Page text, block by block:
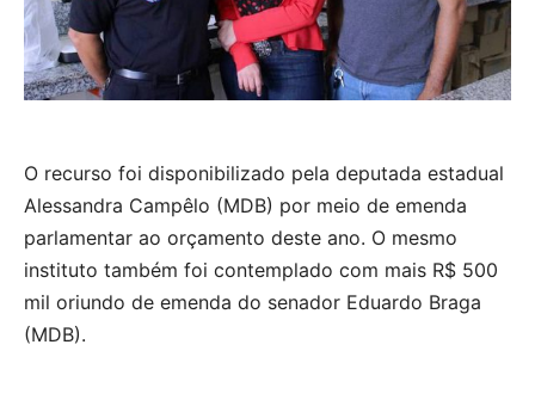
O recurso foi disponibilizado pela deputada estadual
Alessandra Campêlo (MDB) por meio de emenda
parlamentar ao orçamento deste ano. O mesmo
instituto também foi contemplado com mais R$ 500
mil oriundo de emenda do senador Eduardo Braga
(MDB).